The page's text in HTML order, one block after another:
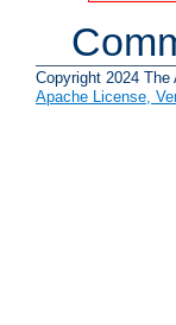
Copyright 2024 The
Apache License,